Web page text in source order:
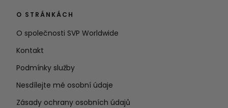
O STRÁNKÁCH
O společnosti SVP Worldwide
Kontakt
Podmínky služby
Nesdílejte mé osobní údaje
Zásady ochrany osobních údajů